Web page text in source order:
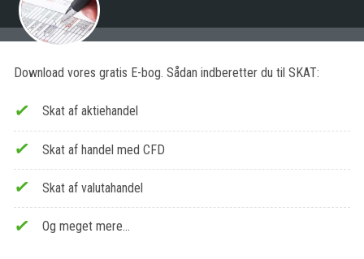
Download vores gratis E-bog. Sådan indberetter du til SKAT:
Skat af aktiehandel
Skat af handel med CFD
Skat af valutahandel
Og meget mere…